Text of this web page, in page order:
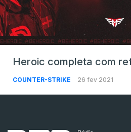
Heroic completa com
COUNTER-STRIKE 26 fev 2021